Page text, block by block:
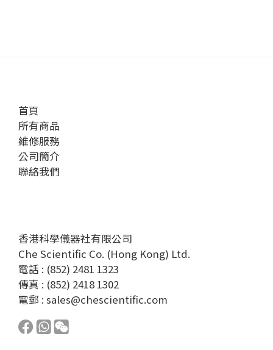
首頁
所有商品
維修服務
公司簡介
聯絡我們
香港科學儀器社有限公司
Che Scientific Co. (Hong Kong) Ltd.
電話 : (852) 2481 1323
傳真 : (852) 2418 1302
電郵 : sales@chescientific.com